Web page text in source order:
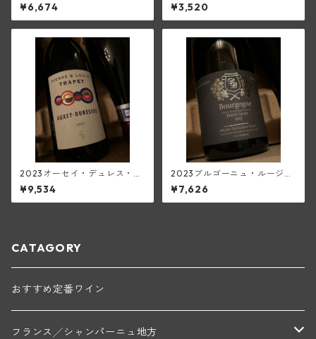
¥6,674
ージュ(ボルドー・スーペリュ
ール)
¥3,520
2023オーセイ・デュレス・ル
ージュ(ピエール・エ・ルイ・
トラペ)
¥9,534
2023ブルゴーニュ・ルージュ
(ブリューノ・デゾネイ・ビセ
イ)
¥7,626
CATAGORY
おすすめ定番ワイン
フランス╱シャンパーニュ地方